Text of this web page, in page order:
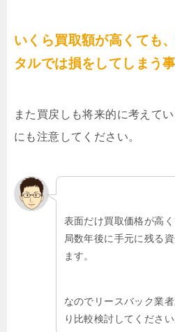
いくら買取額が高くても
タルでは損をしてしまう事
また買戻しも将来的に考えて
にも注意してください。
表面だけ買取価格が高
局数年後に手元に残る
ます。
なのでリースバック業
り比較検討してください